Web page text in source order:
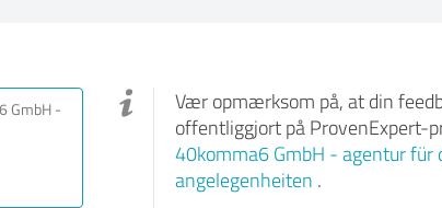
Vær opmærksom på, at din
offentliggjort på ProvenExpert-
40komma6 GmbH - agentur für
angelegenheiten .